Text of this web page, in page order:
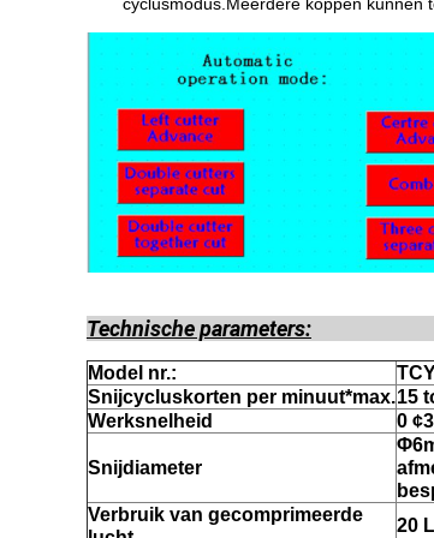
Technische parameters:
Model nr.: T
Snijcycluskorten per minuut*max.15
Werksnelheid
0 ¢
Snijdiameter
Φ6
Verbruik van gecomprimeerde
20